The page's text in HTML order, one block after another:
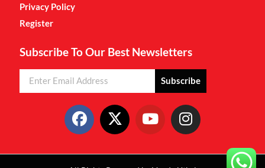
Privacy Policy
Register
Subscribe To Our Best Newsletters
Subscribe